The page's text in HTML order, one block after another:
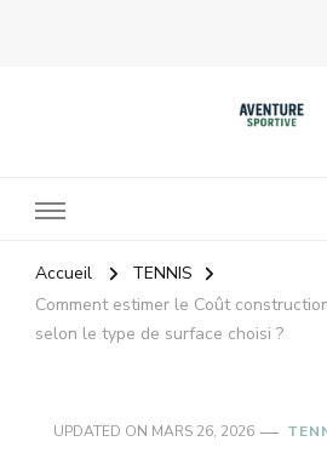
Accueil
TENNIS
Comment estimer le Coût
selon le type de surface choisi ?
UPDATED ON MARS 26, 2026